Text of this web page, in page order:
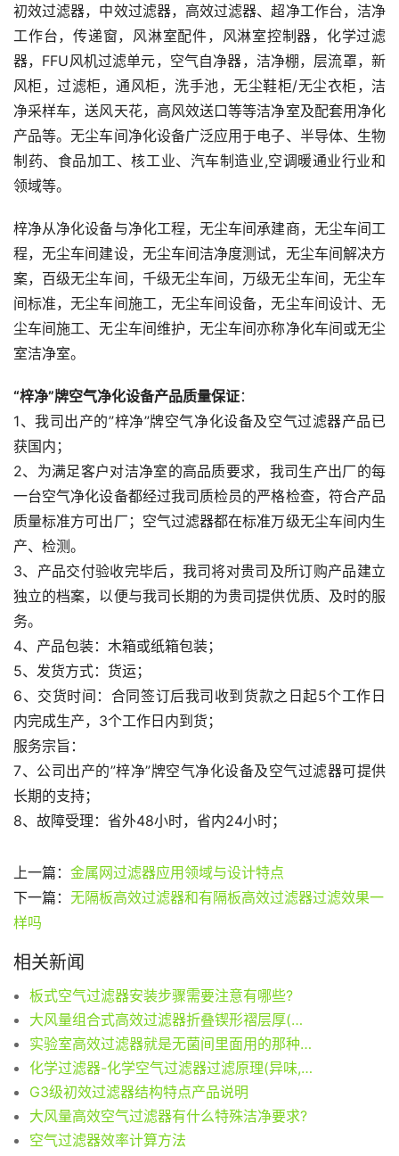
初效过滤器，中效过滤器，高效过滤器、超净工作台，洁净
工作台，传递窗，风淋室配件，风淋室控制器，化学过滤
器，FFU风机过滤单元，空气自净器，洁净棚，层流罩，新
风柜，过滤柜，通风柜，洗手池，无尘鞋柜/无尘衣柜，洁
净采样车，送风天花，高风效送口等等洁净室及配套用净化
产品等。无尘车间净化设备广泛应用于电子、半导体、生物
制药、食品加工、核工业、汽车制造业,空调暖通业行业和
领域等。
梓净从净化设备与净化工程，无尘车间承建商，无尘车间工
程，无尘车间建设，无尘车间洁净度测试，无尘车间解决方
案，百级无尘车间，千级无尘车间，万级无尘车间，无尘车
间标准，无尘车间施工，无尘车间设备，无尘车间设计、无
尘车间施工、无尘车间维护，无尘车间亦称净化车间或无尘
室洁净室。
“梓净”牌空气净化设备产品质量保证：
1、我司出产的”梓净”牌空气净化设备及空气过滤器产品已
获国内；
2、为满足客户对洁净室的高品质要求，我司生产出厂的每
一台空气净化设备都经过我司质检员的严格检查，符合产品
质量标准方可出厂；空气过滤器都在标准万级无尘车间内生
产、检测。
3、产品交付验收完毕后，我司将对贵司及所订购产品建立
独立的档案，以便与我司长期的为贵司提供优质、及时的服
务。
4、产品包装：木箱或纸箱包装；
5、发货方式：货运；
6、交货时间：合同签订后我司收到货款之日起5个工作日
内完成生产，3个工作日内到货；
服务宗旨：
7、公司出产的”梓净”牌空气净化设备及空气过滤器可提供
长期的支持；
8、故障受理：省外48小时，省内24小时；
上一篇： 金属网过滤器应用领域与设计特点
下一篇： 无隔板高效过滤器和有隔板高效过滤器过滤效果一
样吗
相关新闻
板式空气过滤器安装步骤需要注意有哪些?
大风量组合式高效过滤器折叠锲形褶层厚(滤料)
实验室高效过滤器就是无菌间里面用的那种吗?
化学过滤器-化学空气过滤器过滤原理(异味,腐蚀,消除低浓度气态污染物)
G3级初效过滤器结构特点产品说明
大风量高效空气过滤器有什么特殊洁净要求?
空气过滤器效率计算方法